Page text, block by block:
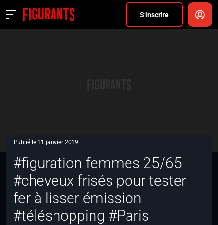
S’inscrire
Actualités
Publié le 11 janvier 2019
#figuration femmes 25/65
#cheveux frisés pour tester
fer à lisser émission
#téléshopping #Paris